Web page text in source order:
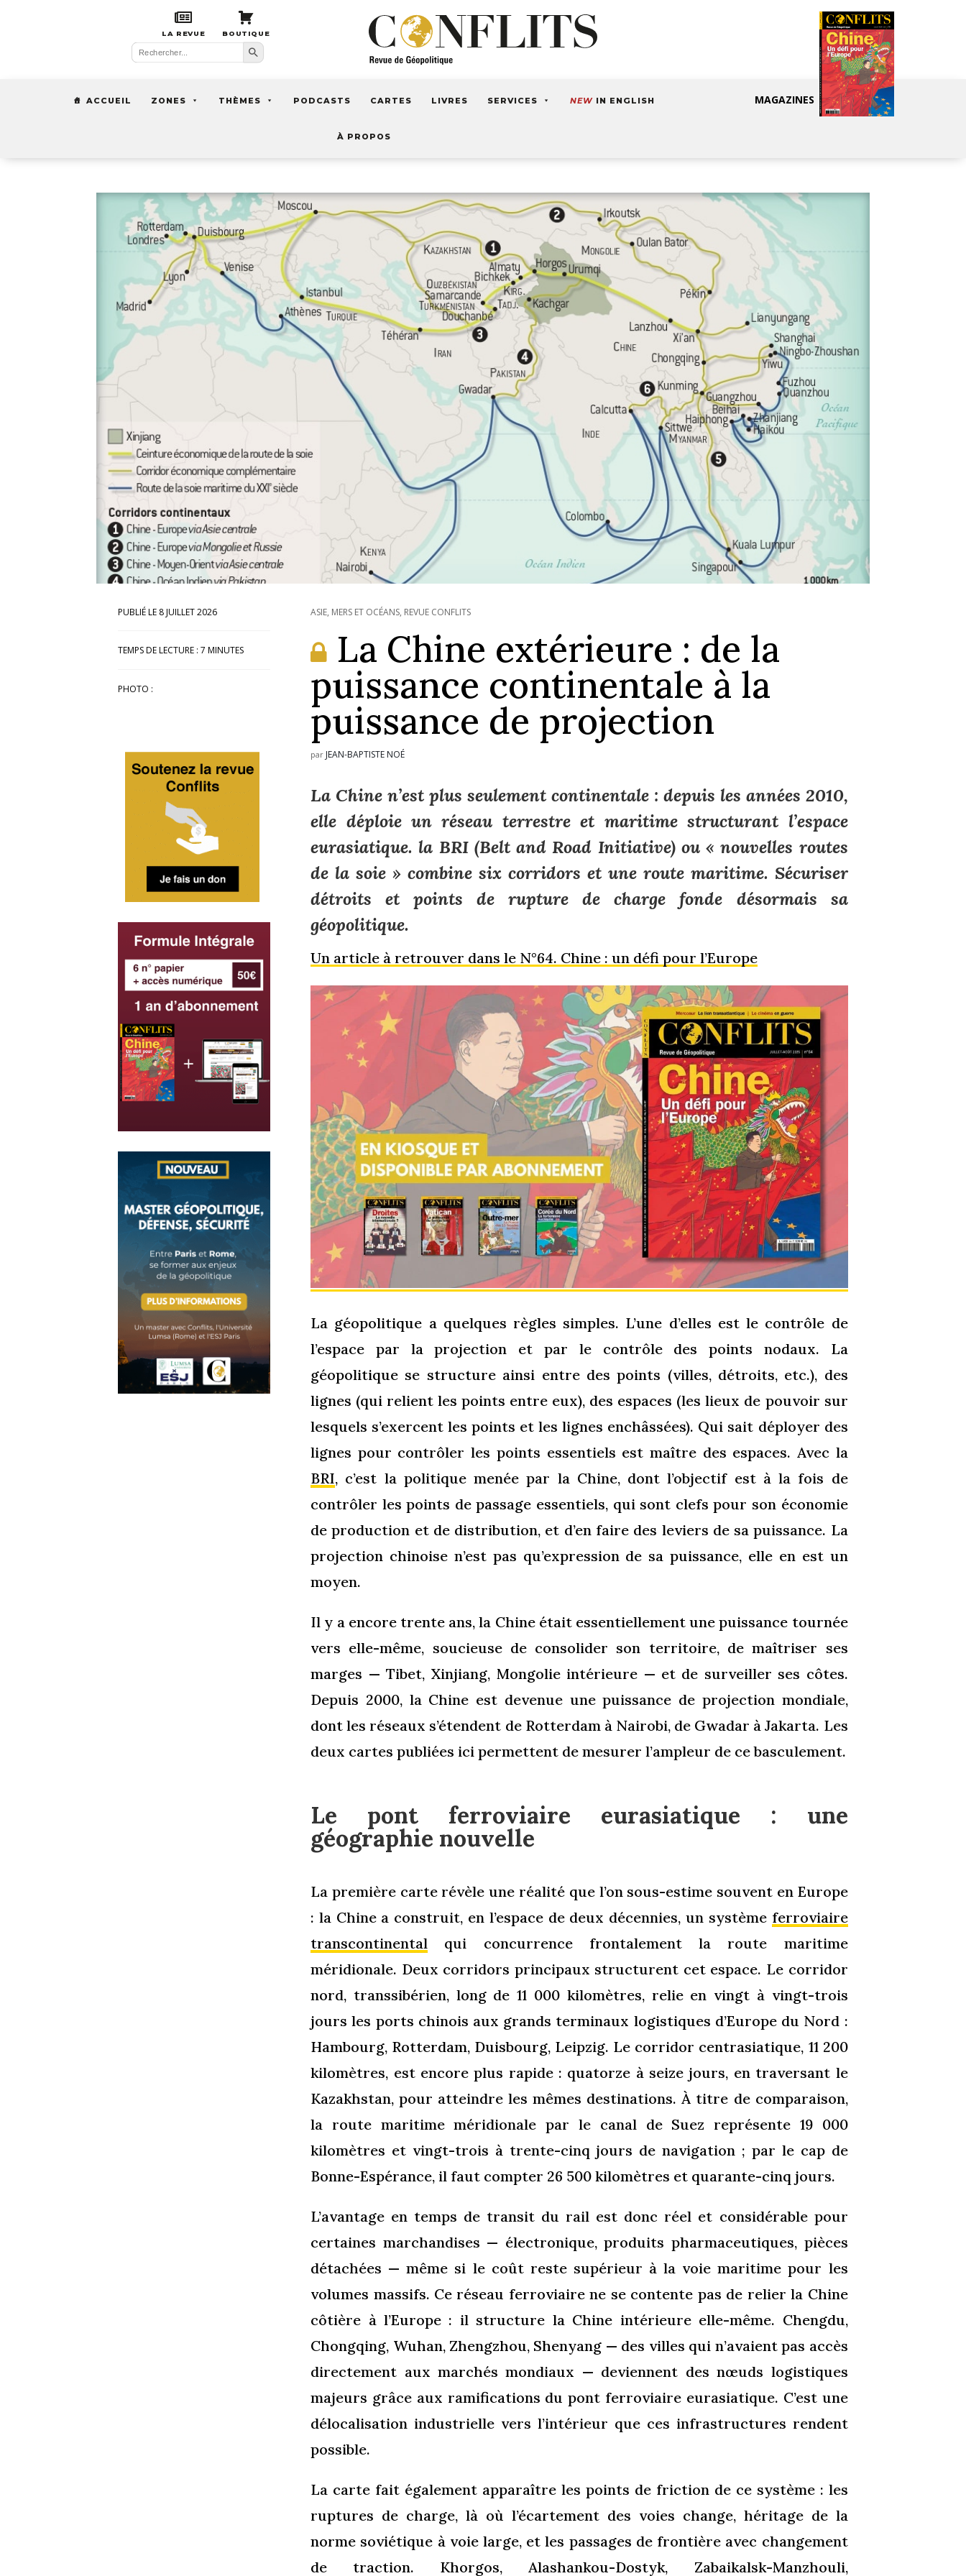
LA REVUE BOUTIQUE
Search
for:
Search Button
ACCUEIL ZONES THÈMES PODCASTS CARTES LIVRES SERVICES NEW IN ENGLISH
À PROPOS
MAGAZINES
8 JUILLET 2026
TEMPS DE LECTURE : 7 MINUTES
PHOTO :
ASIE, MERS ET OCÉANS, REVUE CONFLITS
La Chine extérieure : de la
puissance continentale à la
puissance de projection
par JEAN-BAPTISTE NOÉ
La Chine n’est plus seulement continentale : depuis les années 2010,
elle déploie un réseau terrestre et maritime structurant l’espace
eurasiatique. la BRI (Belt and Road Initiative) ou « nouvelles routes
de la soie » combine six corridors et une route maritime. Sécuriser
détroits et points de rupture de charge fonde désormais sa
géopolitique.
Un article à retrouver dans le N°64. Chine : un défi pour l’Europe
La géopolitique a quelques règles simples. L’une d’elles est le contrôle de
l’espace par la projection et par le contrôle des points nodaux. La
géopolitique se structure ainsi entre des points (villes, détroits, etc.), des
lignes (qui relient les points entre eux), des espaces (les lieux de pouvoir sur
lesquels s’exercent les points et les lignes enchâssées). Qui sait déployer des
lignes pour contrôler les points essentiels est maître des espaces. Avec la
BRI, c’est la politique menée par la Chine, dont l’objectif est à la fois de
contrôler les points de passage essentiels, qui sont clefs pour son économie
de production et de distribution, et d’en faire des leviers de sa puissance. La
projection chinoise n’est pas qu’expression de sa puissance, elle en est un
moyen.
Il y a encore trente ans, la Chine était essentiellement une puissance tournée
vers elle-même, soucieuse de consolider son territoire, de maîtriser ses
marges — Tibet, Xinjiang, Mongolie intérieure — et de surveiller ses côtes.
Depuis 2000, la Chine est devenue une puissance de projection mondiale,
dont les réseaux s’étendent de Rotterdam à Nairobi, de Gwadar à Jakarta. Les
deux cartes publiées ici permettent de mesurer l’ampleur de ce basculement.
Le pont ferroviaire eurasiatique : une
géographie nouvelle
La première carte révèle une réalité que l’on sous-estime souvent en Europe
: la Chine a construit, en l’espace de deux décennies, un système ferroviaire
transcontinental qui concurrence frontalement la route maritime
méridionale. Deux corridors principaux structurent cet espace. Le corridor
nord, transsibérien, long de 11 000 kilomètres, relie en vingt à vingt-trois
jours les ports chinois aux grands terminaux logistiques d’Europe du Nord :
Hambourg, Rotterdam, Duisbourg, Leipzig. Le corridor centrasiatique, 11 200
kilomètres, est encore plus rapide : quatorze à seize jours, en traversant le
Kazakhstan, pour atteindre les mêmes destinations. À titre de comparaison,
la route maritime méridionale par le canal de Suez représente 19 000
kilomètres et vingt-trois à trente-cinq jours de navigation ; par le cap de
Bonne-Espérance, il faut compter 26 500 kilomètres et quarante-cinq jours.
L’avantage en temps de transit du rail est donc réel et considérable pour
certaines marchandises — électronique, produits pharmaceutiques, pièces
détachées — même si le coût reste supérieur à la voie maritime pour les
volumes massifs. Ce réseau ferroviaire ne se contente pas de relier la Chine
côtière à l’Europe : il structure la Chine intérieure elle-même. Chengdu,
Chongqing, Wuhan, Zhengzhou, Shenyang — des villes qui n’avaient pas accès
directement aux marchés mondiaux — deviennent des nœuds logistiques
majeurs grâce aux ramifications du pont ferroviaire eurasiatique. C’est une
délocalisation industrielle vers l’intérieur que ces infrastructures rendent
possible.
La carte fait également apparaître les points de friction de ce système : les
ruptures de charge, là où l’écartement des voies change, héritage de la
norme soviétique à voie large, et les passages de frontière avec changement
de traction. Khorgos, Alashankou-Dostyk, Zabaikalsk-Manzhouli,